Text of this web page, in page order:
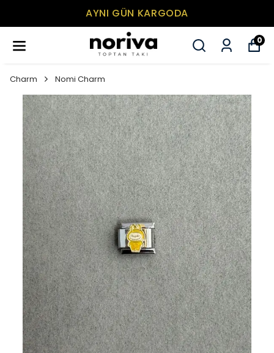
AYNI GÜN KARGODA
0
Charm Nomi Charm